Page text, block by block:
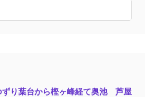
り葉台から樫ヶ峰経て奥池 芦屋